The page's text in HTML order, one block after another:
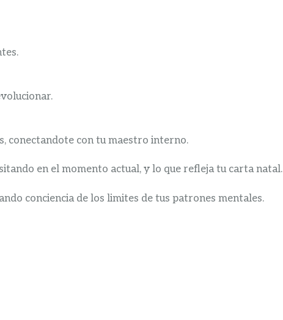
conectandote con tu maestro interno.
en el momento actual, y lo que refleja tu carta natal.
conciencia de los limites de tus patrones mentales.